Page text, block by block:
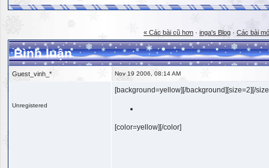
« Các bài cũ hơn · inga's Blog · Các bài
Bình luận
Guest_vinh_* Nov 19 2006, 08:14 AM
Unregistered
[background=yellow][/background][size=2][/
[color=yellow][/color]